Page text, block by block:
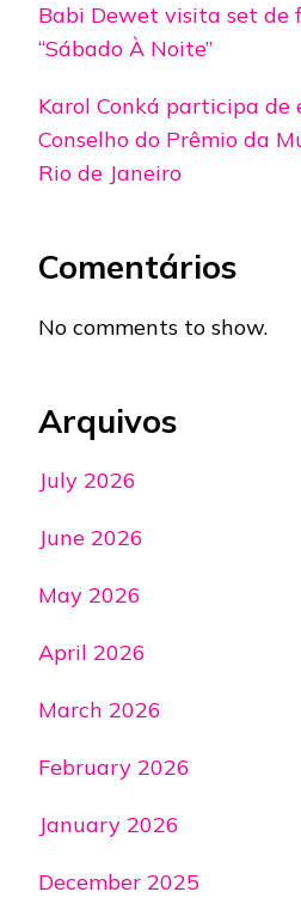
Babi Dewet visita set de
“Sábado À Noite”
Karol Conká participa de
Conselho do Prêmio da
Rio de Janeiro
Comentários
No comments to show.
Arquivos
July 2026
June 2026
May 2026
April 2026
March 2026
February 2026
January 2026
December 2025